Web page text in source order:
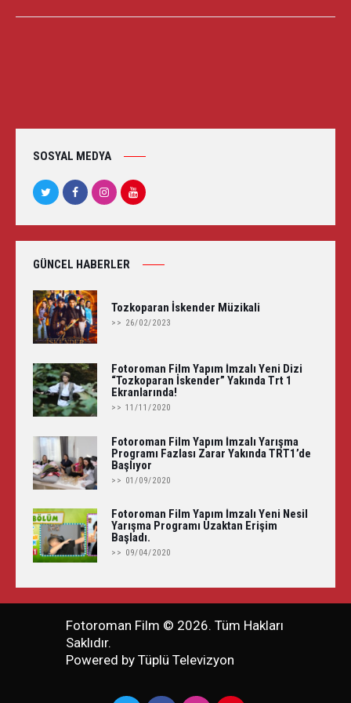
SOSYAL MEDYA
GÜNCEL HABERLER
Tozkoparan İskender Müzikali
>> 26/02/2023
Fotoroman Film Yapım İmzalı Yeni Dizi
“Tozkoparan İskender” Yakında Trt 1
Ekranlarında!
>> 11/11/2020
Fotoroman Film Yapım İmzalı Yarışma
Programı Fazlası Zarar Yakında TRT1’de
Başlıyor
>> 01/09/2020
Fotoroman Film Yapım İmzalı Yeni Nesil
Yarışma Programı Uzaktan Erişim
Başladı.
>> 09/04/2020
Fotoroman Film © 2026. Tüm Hakları
Saklıdır.
Powered by Tüplü Televizyon